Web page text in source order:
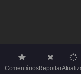
ComentáriosReportar